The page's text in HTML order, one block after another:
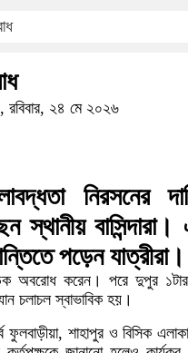
র‌্যাবের কঠোর গোয়েন্দা
২৪ মে ২০২৬
নিরসনের
স্থানীয়
পড়েন যাত্রীরা।
অবরোধ করেন। পরে দুপুর
চলাচল স্বাভাবিক হয়।
শাহাপুর ও বিসিক